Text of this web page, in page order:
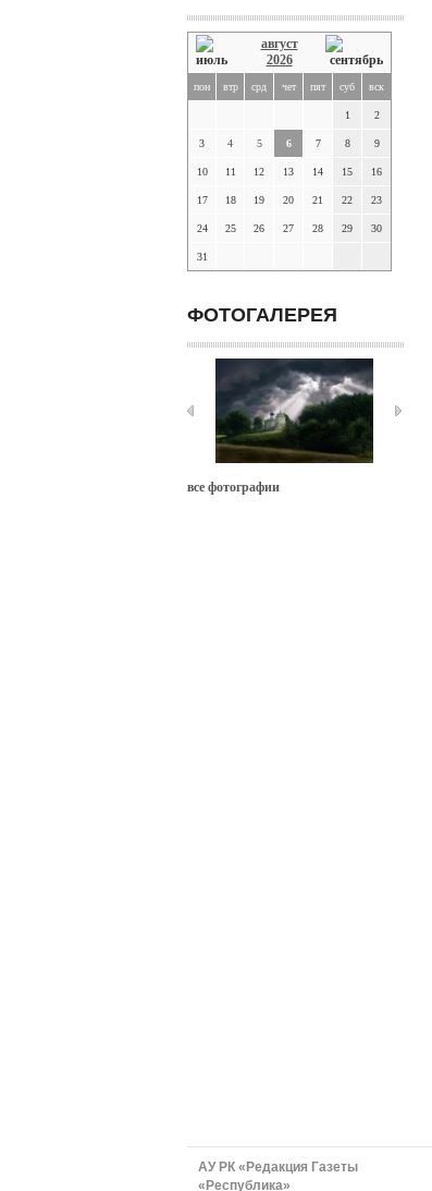
август
2026
пон втр срд чет пят суб вск
1 2
3 4 5 6 7 8 9
10 11 12 13 14 15 16
17 18 19 20 21 22 23
24 25 26 27 28 29 30
31
ФОТОГАЛЕРЕЯ
все фотографии
АУ РК «Редакция Газеты
«Республика»